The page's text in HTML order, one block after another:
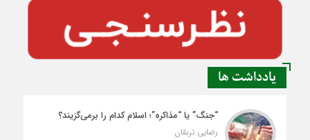
یادداشت ها
“جنگ” یا “مذاکره”؛ اسلام کدام را برمی‌گزیند؟
رضایی تربقان